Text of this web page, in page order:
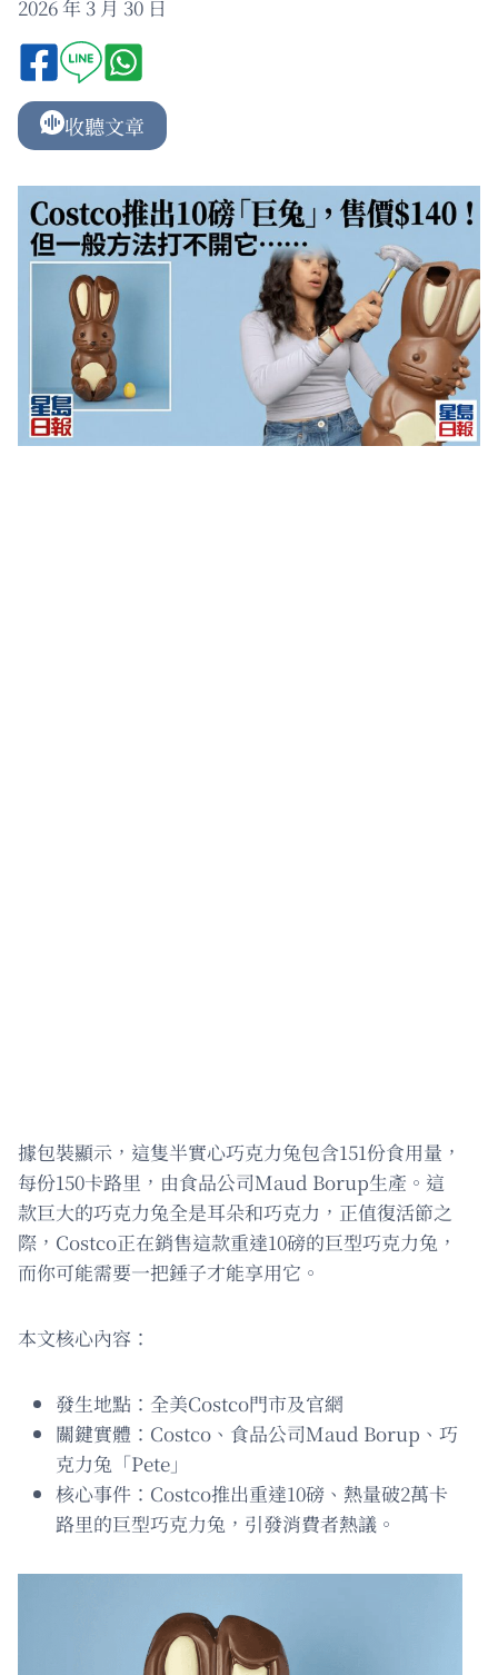
2026 年 3 月 30 日
收聽文章
據包裝顯示，這隻半實心巧克力兔包含151份食用量，
每份150卡路里，由食品公司Maud Borup生產。這
款巨大的巧克力兔全是耳朵和巧克力，正值復活節之
際，Costco正在銷售這款重達10磅的巨型巧克力兔，
而你可能需要一把錘子才能享用它。
本文核心內容：
發生地點：全美Costco門市及官網
關鍵實體：Costco、食品公司Maud Borup、巧
克力兔「Pete」
核心事件：Costco推出重達10磅、熱量破2萬卡
路里的巨型巧克力兔，引發消費者熱議。